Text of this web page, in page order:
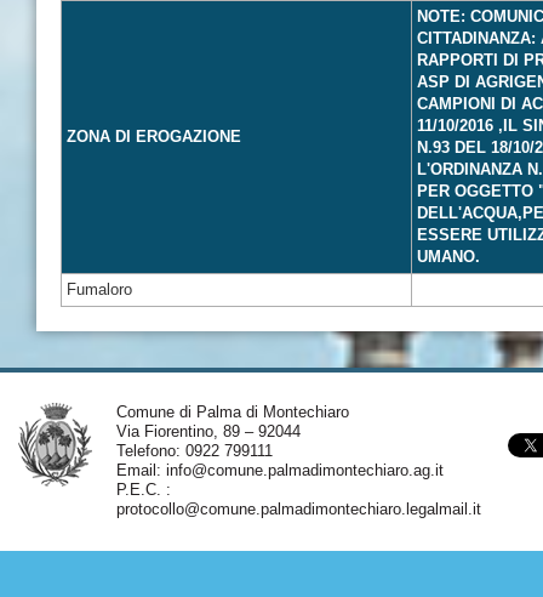
ZONA DI EROGAZIONE
NOTE:
RAPPORTI DI
ASP DI
CAMPIONI DI
11/10/2016 ,IL
N.93 DEL 18/10/
L'ORDINANZA
PER OGGETTO
ESSERE
UMANO.
Fumaloro
Comune di Palma di Montechiaro
Via Fiorentino, 89 – 92044
Telefono: 0922 799111
Email: info@comune.palmadimontechiaro.ag.it
P.E.C. :
protocollo@comune.palmadimontechiaro.legalmail.it